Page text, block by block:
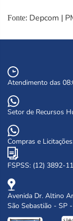
Fonte: Depcom |
Atendimento das
Setor de Recursos
Compras e
FSPSS: (12) 3892-
Avenida Dr. Altino
São Sebastião - SP